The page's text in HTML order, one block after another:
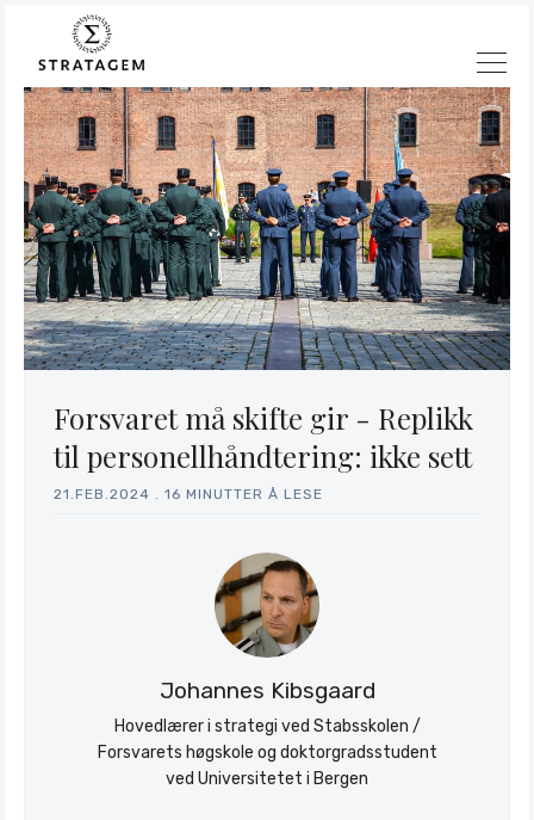
Søk
Stratagem
Forsvaret må skifte gir - Replikk
til personellhåndtering: ikke sett
21.FEB.2024 16 MINUTTER Å LESE
Johannes Kibsgaard
Hovedlærer i strategi ved Stabsskolen /
Forsvarets høgskole og doktorgradsstudent
ved Universitetet i Bergen